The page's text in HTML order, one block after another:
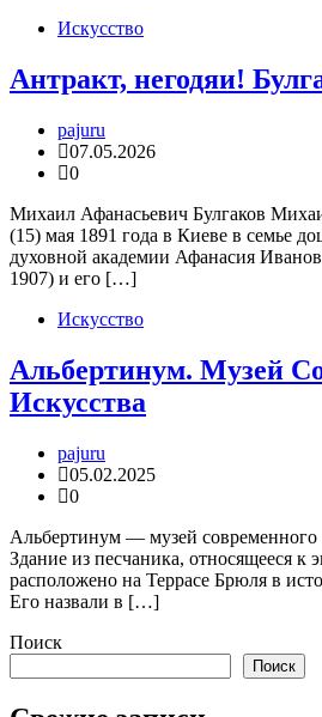
Искусство
Антракт, негодяи!
pajuru
07.05.2026
0
Михаил Афанасьевич Булгаков
(15) мая 1891 года в Киеве в семье
духовной академии Афанасия
1907) и его […]
Искусство
Альбертинум. Музей
Искусства
pajuru
05.02.2025
0
Альбертинум — музей современного
Здание из песчаника, относящееся к
расположено на Террасе Брюля в
Его назвали в […]
Поиск
Поиск